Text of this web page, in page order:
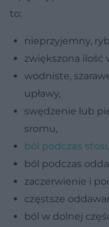
to:
nieprzyjemny,
zwiększona ilość
wodniste,
upławy,
swędzenie lub
sromu,
ból podczas
ból podczas
zaczerwienie i
częstsze
ból w dolnej